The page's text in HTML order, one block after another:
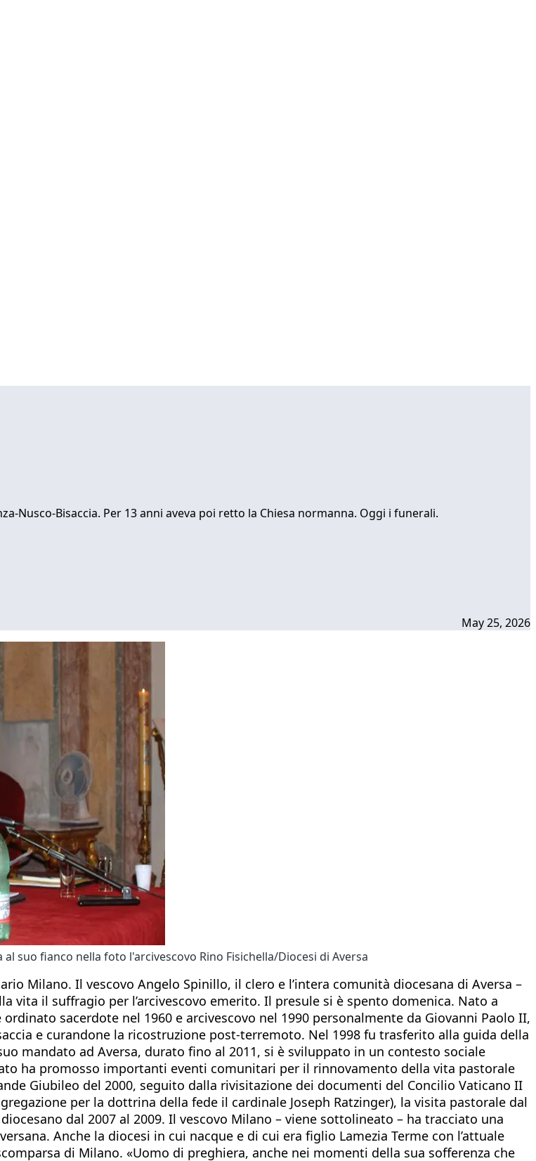
Nusco-Bisaccia. Per 13 anni aveva poi retto la Chiesa normanna. Oggi i funerali.
May 25, 2026
suo fianco nella foto l'arcivescovo Rino Fisichella/Diocesi di Aversa
Milano. Il vescovo Angelo Spinillo, il clero e l’intera comunità diocesana di Aversa –
vita il suffragio per l’arcivescovo emerito. Il presule si è spento domenica. Nato a
sacerdote nel 1960 e arcivescovo nel 1990 personalmente da Giovanni Paolo II,
e curandone la ricostruzione post-terremoto. Nel 1998 fu trasferito alla guida della
mandato ad Aversa, durato fino al 2011, si è sviluppato in un contesto sociale
ha promosso importanti eventi comunitari per il rinnovamento della vita pastorale
Giubileo del 2000, seguito dalla rivisitazione dei documenti del Concilio Vaticano II
per la dottrina della fede il cardinale Joseph Ratzinger), la visita pastorale dal
dal 2007 al 2009. Il vescovo Milano – viene sottolineato – ha tracciato una
Anche la diocesi in cui nacque e di cui era figlio Lamezia Terme con l’attuale
di Milano. «Uomo di preghiera, anche nei momenti della sua sofferenza che